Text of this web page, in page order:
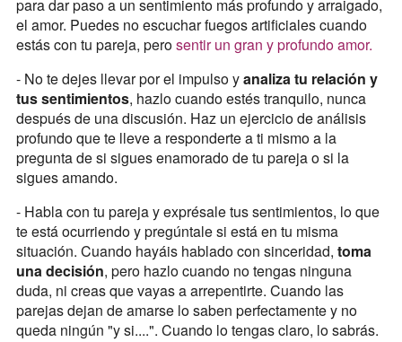
para dar paso a un sentimiento más profundo y arraigado,
el amor. Puedes no escuchar fuegos artificiales cuando
estás con tu pareja, perosentir un gran y profundo amor.
- No te dejes llevar por el impulso yanaliza tu relación y
tus sentimientos, hazlo cuando estés tranquilo, nunca
después de una discusión. Haz un ejercicio de análisis
profundo que te lleve a responderte a ti mismo a la
pregunta de si sigues enamorado de tu pareja o si la
sigues amando.
- Habla con tu pareja y exprésale tus sentimientos, lo que
te está ocurriendo y pregúntale si está en tu misma
situación. Cuando hayáis hablado con sinceridad, toma
una decisión, pero hazlo cuando no tengas ninguna
duda, ni creas que vayas a arrepentirte. Cuando las
parejas dejan de amarse lo saben perfectamente y no
queda ningún "y si....". Cuando lo tengas claro, lo sabrás.